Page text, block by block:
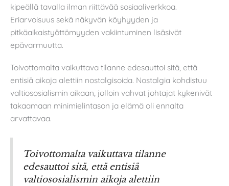
kipeällä tavalla ilman riittävää sosiaaliverkkoa.
Eriarvoisuus sekä näkyvän köyhyyden ja
pitkäaikaistyöttömyyden vakiintuminen lisäsivät
epävarmuutta.
Toivottomalta vaikuttava tilanne edesauttoi sitä, että
entisiä aikoja alettiin nostalgisoida. Nostalgia kohdistuu
valtiososialismin aikaan, jolloin vahvat johtajat kykenivät
takaamaan minimielintason ja elämä oli ennalta
arvattavaa.
Toivottomalta vaikuttava tilanne
edesauttoi sitä, että entisiä
valtiososialismin aikoja alettiin